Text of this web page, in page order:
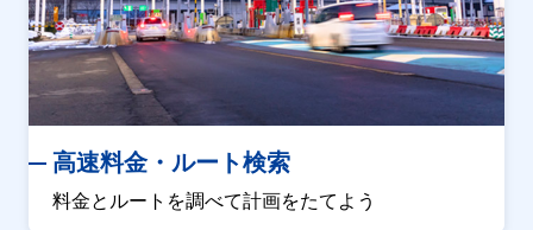
高速料金・ルート検索
料金とルートを調べて計画をたてよう